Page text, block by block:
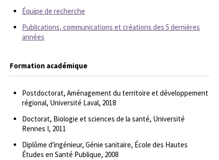
Équipe de recherche
Publications, communications et créations des 5 dernières
années
Formation académique
Postdoctorat, Aménagement du territoire et développement
régional, Université Laval, 2018
Doctorat, Biologie et sciences de la santé, Université
Rennes I, 2011
Diplôme d'ingénieur, Génie sanitaire, École des Hautes
Études en Santé Publique, 2008